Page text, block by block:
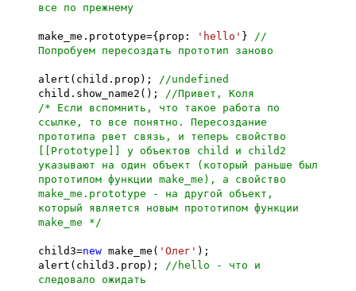
все по прежнему
make_me.prototype={prop: 'hello' }
//
Попробуем пересоздать прототип заново
alert(child.prop);
//undefined
child.show_name2();
//Привет, Коля
/* Если вспомнить, что такое работа по
ссылке, то все понятно. Пересоздание
прототипа рвет связь, и теперь свойство
[[Prototype]] у объектов child и child2
указывают на один объект (который раньше был
прототипом функции make_me), а свойство
make_me.prototype - на другой объект,
который является новым прототипом функции
make_me */
child3=new make_me( 'Олег' );
alert(child3.prop);
//hello - что и
следовало ожидать